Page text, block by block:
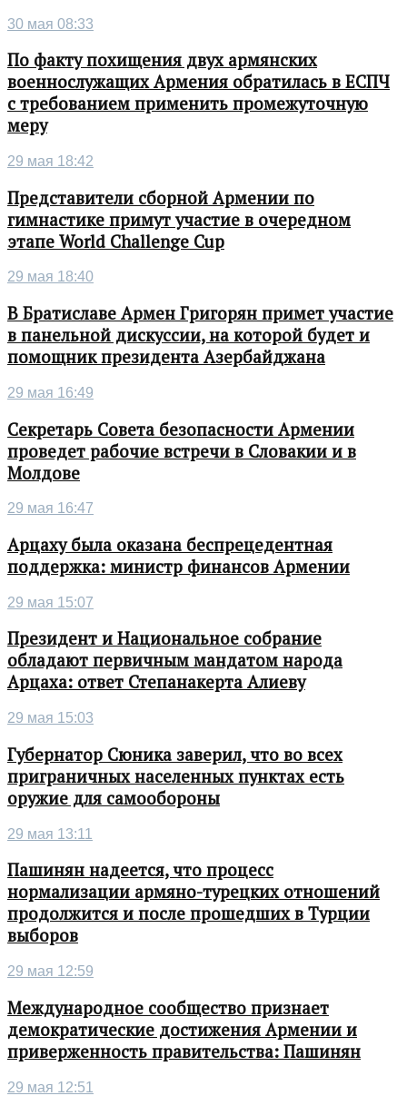
30 мая 08:33
По факту похищения двух армянских
военнослужащих Армения обратилась в ЕСПЧ
с требованием применить промежуточную
меру
29 мая 18:42
Представители сборной Армении по
гимнастике примут участие в очередном
этапе World Challenge Cup
29 мая 18:40
В Братиславе Армен Григорян примет участие
в панельной дискуссии, на которой будет и
помощник президента Азербайджана
29 мая 16:49
Секретарь Совета безопасности Армении
проведет рабочие встречи в Словакии и в
Молдове
29 мая 16:47
Арцаху была оказана беспрецедентная
поддержка: министр финансов Армении
29 мая 15:07
Президент и Национальное собрание
обладают первичным мандатом народа
Арцаха: ответ Степанакерта Алиеву
29 мая 15:03
Губернатор Сюника заверил, что во всех
приграничных населенных пунктах есть
оружие для самообороны
29 мая 13:11
Пашинян надеется, что процесс
нормализации армяно-турецких отношений
продолжится и после прошедших в Турции
выборов
29 мая 12:59
Международное сообщество признает
демократические достижения Армении и
приверженность правительства: Пашинян
29 мая 12:51